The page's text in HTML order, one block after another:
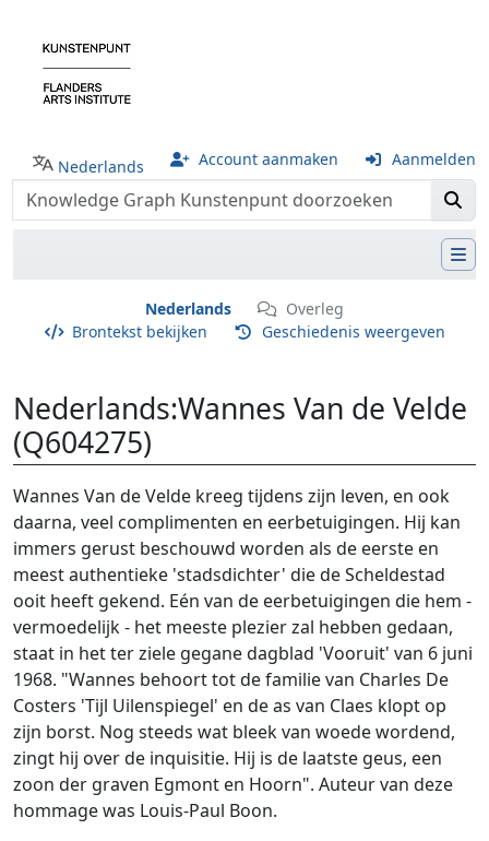
Nederlands Account aanmaken Aanmelden
Nederlands
Overleg
Brontekst bekijken
Geschiedenis weergeven
Nederlands:Wannes Van de Velde
(Q604275)
Ga naar: navigatie,zoeken
Wannes Van de Velde kreeg tijdens zijn leven, en ook
daarna, veel complimenten en eerbetuigingen. Hij kan
immers gerust beschouwd worden als de eerste en
meest authentieke 'stadsdichter' die de Scheldestad
ooit heeft gekend. Eén van de eerbetuigingen die hem -
vermoedelijk - het meeste plezier zal hebben gedaan,
staat in het ter ziele gegane dagblad 'Vooruit' van 6 juni
1968. "Wannes behoort tot de familie van Charles De
Costers 'Tijl Uilenspiegel' en de as van Claes klopt op
zijn borst. Nog steeds wat bleek van woede wordend,
zingt hij over de inquisitie. Hij is de laatste geus, een
zoon der graven Egmont en Hoorn". Auteur van deze
hommage was Louis-Paul Boon.